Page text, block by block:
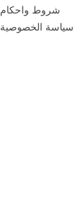
شروط واحكام
سياسة الخصوصية